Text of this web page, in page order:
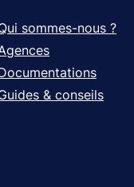
sommes-nous ?
& conseils